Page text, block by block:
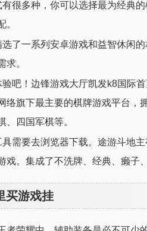
很多种，你可以选择最为经典
。
了一系列安卓游戏和益智休闲
求。
吧！边锋游戏大厅凯发k8国际
络旗下最主要的棋牌游戏平台，
、四国军棋等。
需要去浏览器下载。途游斗地
戏。集成了不洗牌、经典、癞子
买游戏挂